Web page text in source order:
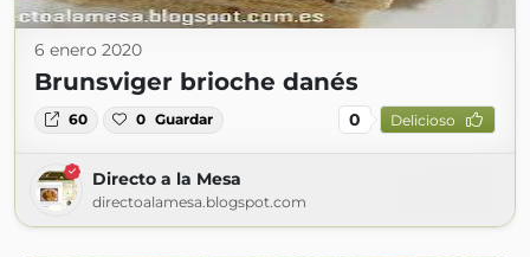
6 enero 2020
Brunsviger brioche danés
60 0 Guardar 0 Delicioso
Directo a la Mesa
directoalamesa.blogspot.com